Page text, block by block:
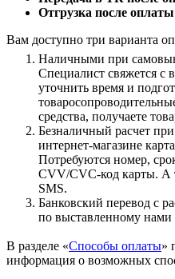
Отгрузка после оплаты
Вам доступно три варианта
Наличными при
Специалист свяжется с
уточнить время и
средства, получаете
Безналичный расчет
интернет-магазине
Потребуются номер,
CVV/CVC-код карты. А
SMS.
Банковский перевод с
по выставленному нами
В разделе «Способы оплаты»
информация о возможных